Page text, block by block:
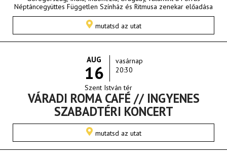
Néptáncegyüttes Független Színház és Ritmusa zenekar előadása
mutatsd az utat
AUG
16
vasárnap
20:30
Szent István tér
VÁRADI ROMA CAFÉ // INGYENES
SZABADTÉRI KONCERT
mutatsd az utat